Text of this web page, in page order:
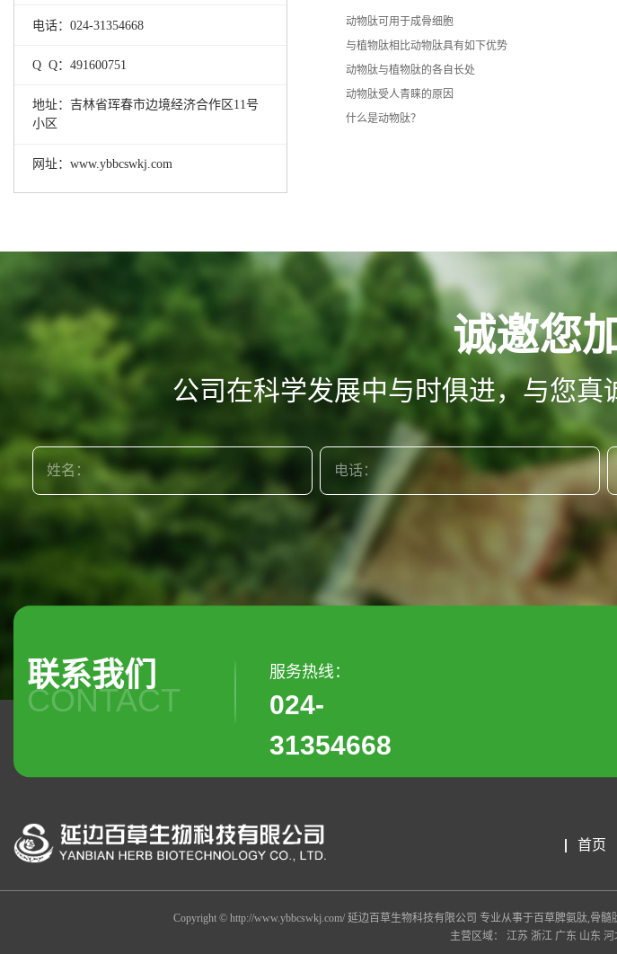
电话：024-31354668
Q Q：491600751
地址：吉林省珲春市边境经济合作区11号
小区
网址：www.ybbcswkj.com
动物肽可用于成骨细胞
与植物肽相比动物肽具有如下优势
动物肽与植物肽的各自长处
动物肽受人青睐的原因
什么是动物肽？
诚邀您
公司在科学发展中与时俱进，与您
联系我们
CONTACT
服务热线：
024-
31354668
首页
Copyright © http://www.ybbcswkj.com/ 延边百草生物科技有限公司 专业从事于百草脾氨肽,骨髓
主营区域： 江苏 浙江 广东 山东 河